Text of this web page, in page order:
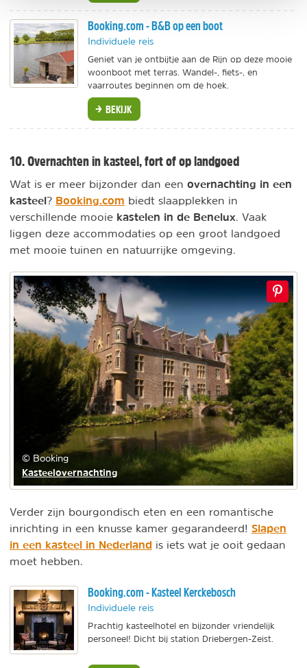
Booking.com - B&B op een boot
Individuele reis
Geniet van je ontbijtje aan de Rijn op deze mooie
woonboot met terras. Wandel-, fiets-, en
vaarroutes beginnen om de hoek.
BEKIJK
10. Overnachten in kasteel, fort of op landgoed
Wat is er meer bijzonder dan een overnachting in een
kasteel? Booking.com biedt slaapplekken in
verschillende mooie kastelen in de Benelux . Vaak
liggen deze accommodaties op een groot landgoed
met mooie tuinen en natuurrijke omgeving.
© Booking
Kasteelovernachting
Verder zijn bourgondisch eten en een romantische
inrichting in een knusse kamer gegarandeerd! Slapen
in een kasteel in Nederland is iets wat je ooit gedaan
moet hebben.
Booking.com - Kasteel Kerckebosch
Individuele reis
Prachtig kasteelhotel en bijzonder vriendelijk
personeel! Dicht bij station Driebergen-Zeist.